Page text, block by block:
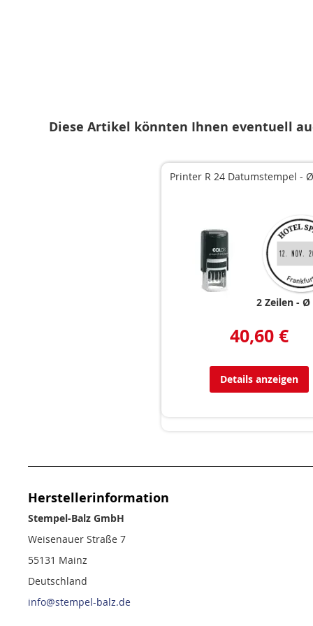
springen
Diese Artikel könnten Ihnen eventuell
Printer R 24 Datumstempel -
2 Zeilen Ø
40,60 €
Details anzeigen
Herstellerinformation
Stempel-Balz GmbH
Weisenauer Straße 7
55131 Mainz
Deutschland
info@stempel-balz.de